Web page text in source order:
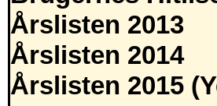
Årslisten 2013
Årslisten 2014
Årslisten 2015